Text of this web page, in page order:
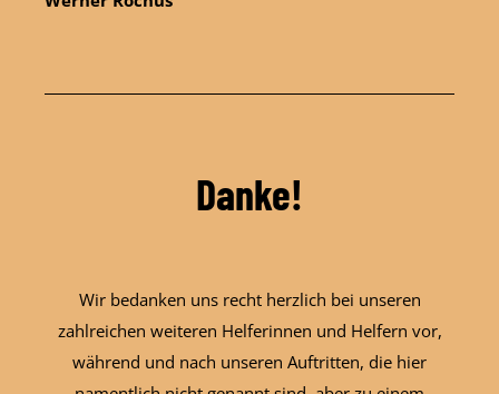
Danke!
Wir bedanken uns recht herzlich bei unseren
zahlreichen weiteren Helferinnen und Helfern vor,
während und nach unseren Auftritten, die hier